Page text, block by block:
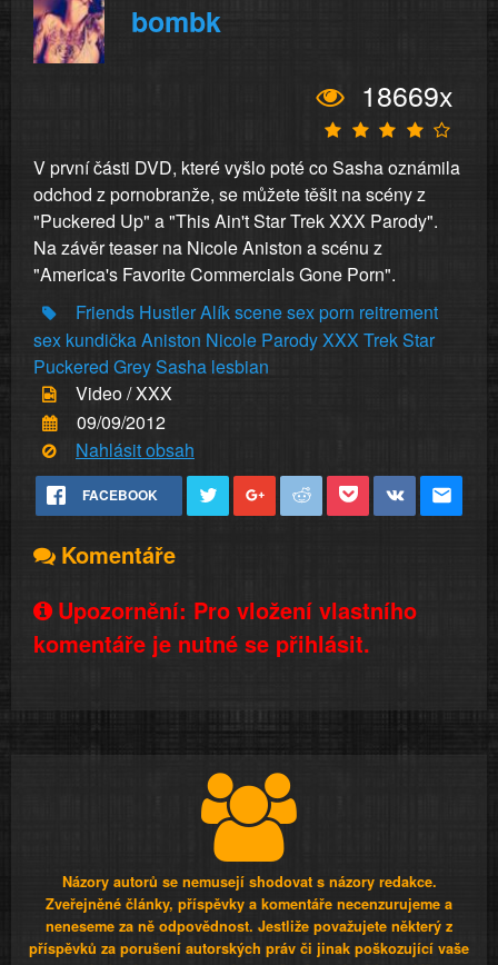
bombk
18669x
V první části DVD, které vyšlo poté co Sasha oznámila
odchod z pornobranže, se můžete těšit na scény z
"Puckered Up" a "This Ain't Star Trek XXX Parody".
Na závěr teaser na Nicole Aniston a scénu z
"America's Favorite Commercials Gone Porn".
Friends HustlerAlíkscenesexporn reitrement
sex kundičkaAniston Nicole ParodyXXX TrekStar
Puckered GreySasha lesbian
Video / XXX
09/09/2012
Nahlásit obsah
FACEBOOK
Komentáře
Upozornění: Pro vložení vlastního
komentáře je nutné se přihlásit.
Názory autorů se nemusejí shodovat s názory redakce.
Zveřejněné články, příspěvky a komentáře necenzurujeme a
neneseme za ně odpovědnost. Jestliže považujete některý z
příspěvků za porušení autorských práv či jinak poškozující vaše